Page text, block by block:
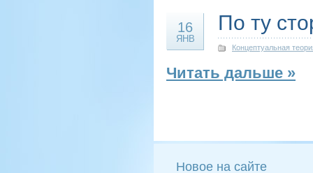
16
ЯНВ
По ту
Концептуальная
Читать дальше »
Новое на сайте